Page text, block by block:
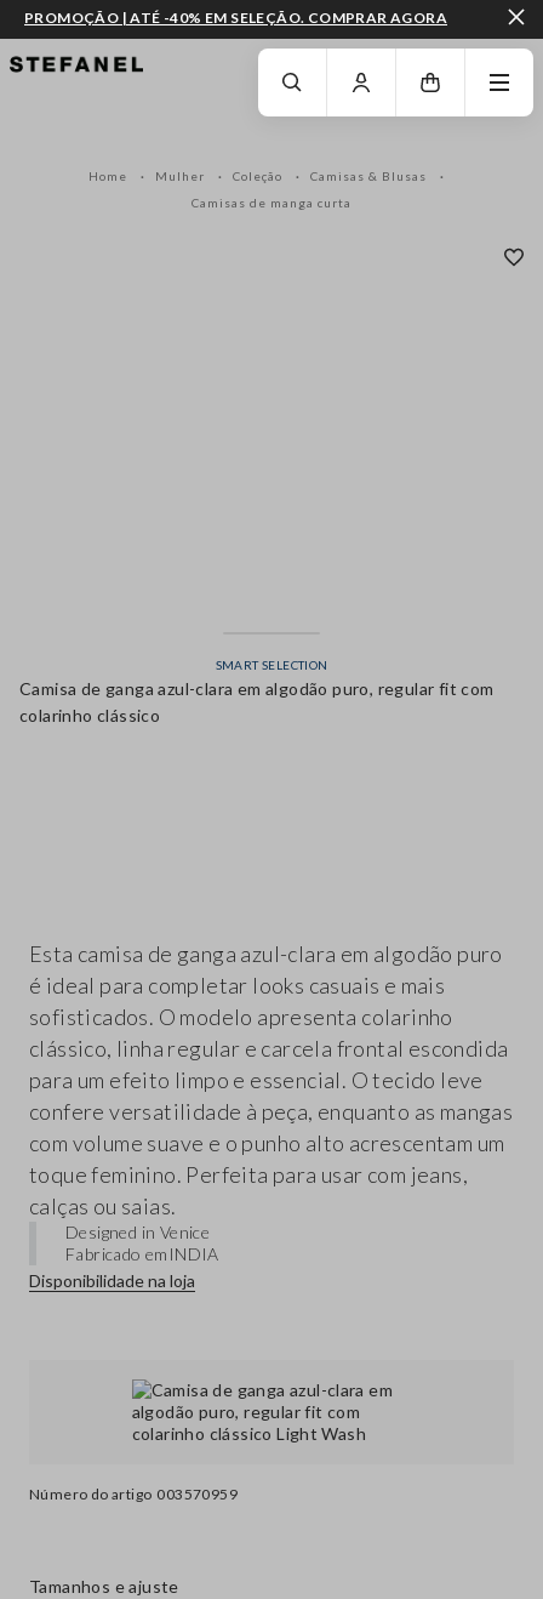
IR PARA O CONTEÚDO PRINCIPAL DESÇA ATÉ AO FIM DA PÁGINA
PROMOÇÃO | ATÉ -40% EM SELEÇÃO. COMPRAR AGORA
Home Mulher Coleção
Camisas & Blusas
Camisas de manga curta
SMART SELECTION
Camisa de ganga azul-clara em algodão puro, regular fit com
colarinho clássico
Número do artigo 003570959
Esta camisa de ganga azul-clara em algodão puro
é ideal para completar looks casuais e mais
sofisticados. O modelo apresenta colarinho
clássico, linha regular e carcela frontal escondida
para um efeito limpo e essencial. O tecido leve
confere versatilidade à peça, enquanto as mangas
com volume suave e o punho alto acrescentam um
toque feminino. Perfeita para usar com jeans,
calças ou saias.
Designed in Venice
Fabricado em INDIA
Disponibilidade na loja
Tamanhos e ajuste